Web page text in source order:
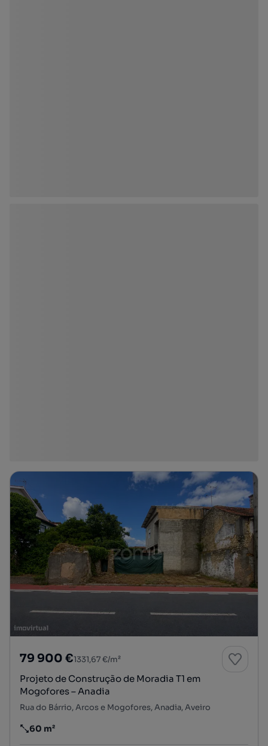
79 900 €1331,67 €/m²
Projeto de Construção de Moradia T1 em
Mogofores – Anadia
Rua do Bárrio, Arcos e Mogofores, Anadia, Aveiro
Preço por metro quadrado
60 m²